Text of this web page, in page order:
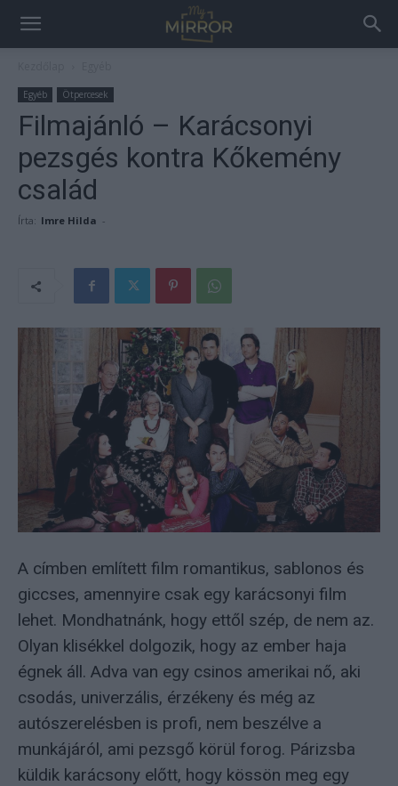
Egyéb Ötpercesek
Filmajánló – Karácsonyi
pezsgés kontra Kőkemény
család
Írta: Imre Hilda -
A címben említett film romantikus, sablonos és
giccses, amennyire csak egy karácsonyi film
lehet. Mondhatnánk, hogy ettől szép, de nem az.
Olyan klisékkel dolgozik, hogy az ember haja
égnek áll. Adva van egy csinos amerikai nő, aki
csodás, univerzális, érzékeny és még az
autószerelésben is profi, nem beszélve a
munkájáról, ami pezsgő körül forog. Párizsba
küldik karácsony előtt, hogy kössön meg egy